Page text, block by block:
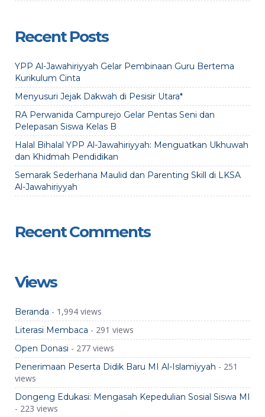
Recent Posts
YPP Al-Jawahiriyyah Gelar Pembinaan Guru Bertema
Kurikulum Cinta
Menyusuri Jejak Dakwah di Pesisir Utara*
RA Perwanida Campurejo Gelar Pentas Seni dan
Pelepasan Siswa Kelas B
Halal Bihalal YPP Al-Jawahiriyyah: Menguatkan Ukhuwah
dan Khidmah Pendidikan
Semarak Sederhana Maulid dan Parenting Skill di LKSA
Al-Jawahiriyyah
Recent Comments
Views
Beranda - 1,994 views
Literasi Membaca - 291 views
Open Donasi - 277 views
Penerimaan Peserta Didik Baru MI Al-Islamiyyah - 251
views
Dongeng Edukasi: Mengasah Kepedulian Sosial Siswa MI
- 223 views